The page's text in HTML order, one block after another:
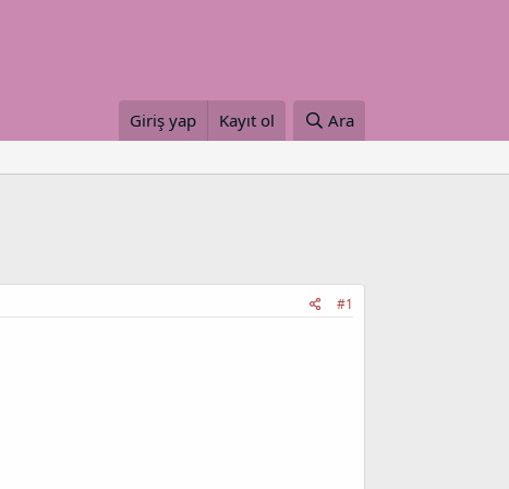
Giriş yap Kayıt ol Ara
#1